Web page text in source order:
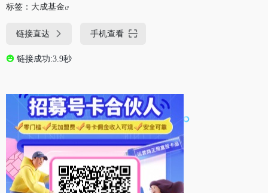
标签： 大成基金
链接直达 手机查看
链接成功:3.9秒